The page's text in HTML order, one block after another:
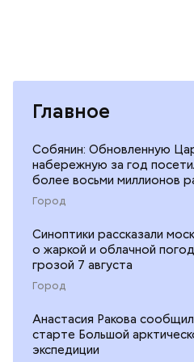
Главное
Собянин: Обновленную
набережную за год
более восьми миллионов
Город
Синоптики рассказали
о жаркой и облачной
грозой 7 августа
Город
Анастасия Ракова
старте Большой
экспедиции